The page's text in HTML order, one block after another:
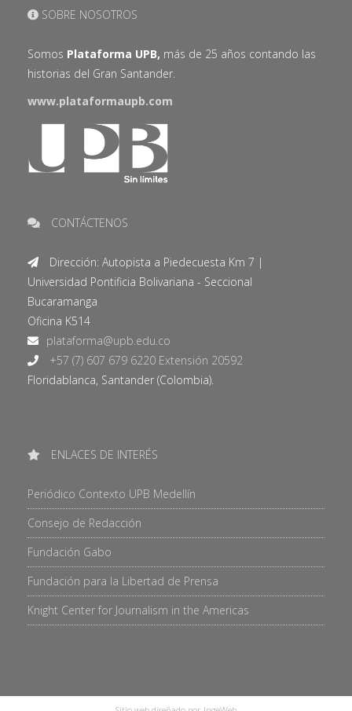
SOBRE NOSOTROS
Somos Plataforma UPB, más de 25 años contando las
historias del Gran Santander.
www.plataformaupb.com
CONTÁCTENOS
Dirección: Autopista a Piedecuesta Km 7 |
Universidad Pontificia Bolivariana - Seccional
Bucaramanga
Oficina K514
+57 (7) 607 679 6220 Extensión 20592
Floridablanca, Santander (Colombia).
ENLACES DE INTERÉS
Periódico Contexto UPB Medellín
Consejo de Redacción
Fundación Gabo
Fundación para la Libertad de Prensa
Knight Center for Journalism in the Americas